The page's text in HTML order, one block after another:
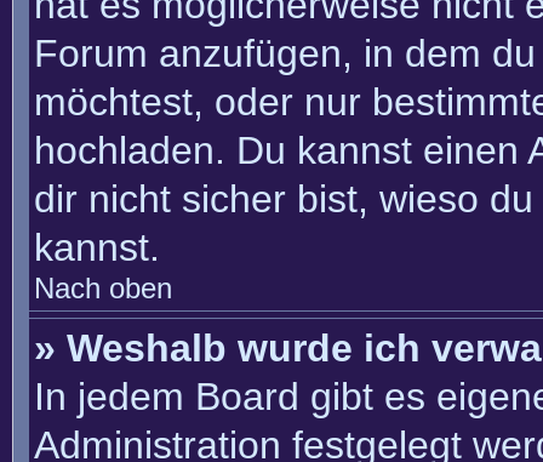
Forum anzufügen, in dem
möchtest, oder nur
hochladen. Du kannst einen
dir nicht sicher bist, wieso
kannst.
Nach oben
» Weshalb wurde ich
In jedem Board gibt es
Administration festgelegt